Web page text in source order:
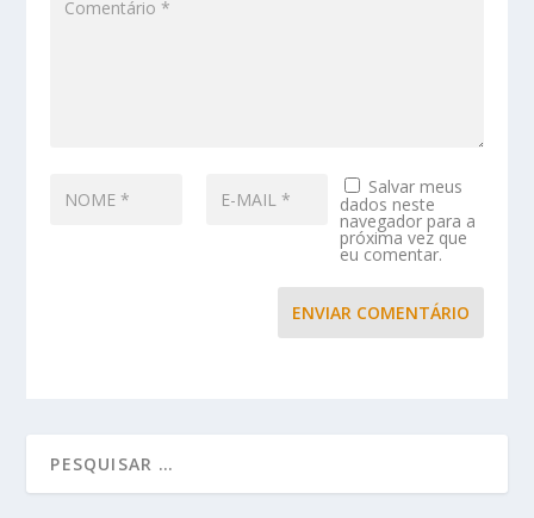
Salvar meus
dados neste
navegador para a
próxima vez que
eu comentar.
ENVIAR COMENTÁRIO